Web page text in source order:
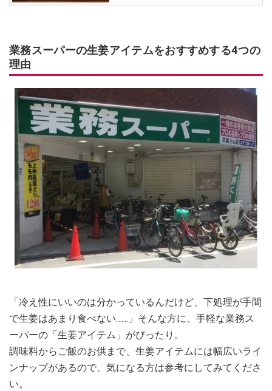
業務スーパーの生姜アイテムをおすすめする4つの
理由
「冷え性にいいのは分かっているんだけど、下処理が手間
で生姜はあまり食べない……」そんな方に、手軽な業務ス
ーパーの「生姜アイテム」がぴったり。
調味料からご飯のお供まで、生姜アイテムには幅広いライ
ンナップがあるので、気になる方は参考にしてみてくださ
い。